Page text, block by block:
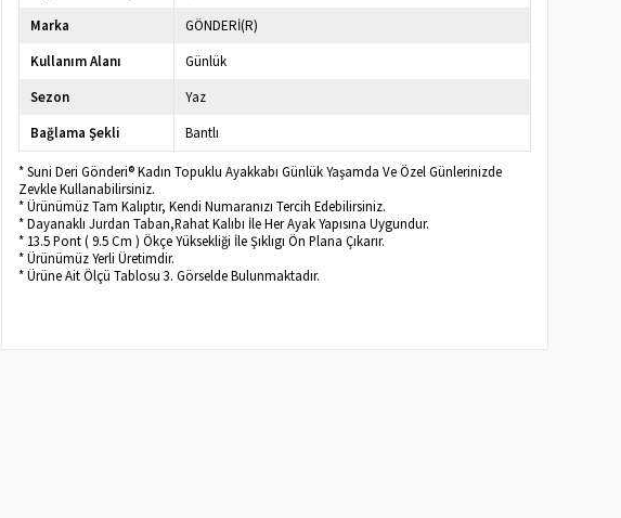
Marka
GÖNDERİ(R)
Kullanım Alanı
Günlük
Sezon
Yaz
Bağlama Şekli
Bantlı
* Suni Deri Gönderi® Kadın Topuklu Ayakkabı Günlük Yaşamda Ve Özel Günlerinizde
Zevkle Kullanabilirsiniz.
* Ürünümüz Tam Kalıptır, Kendi Numaranızı Tercih Edebilirsiniz.
* Dayanaklı Jurdan Taban,Rahat Kalıbı İle Her Ayak Yapısına Uygundur.
* 13.5 Pont ( 9.5 Cm ) Ökçe Yüksekliği İle Şıklıgı Ön Plana Çıkarır.
* Ürünümüz Yerli Üretimdir.
* Ürüne Ait Ölçü Tablosu 3. Görselde Bulunmaktadır.